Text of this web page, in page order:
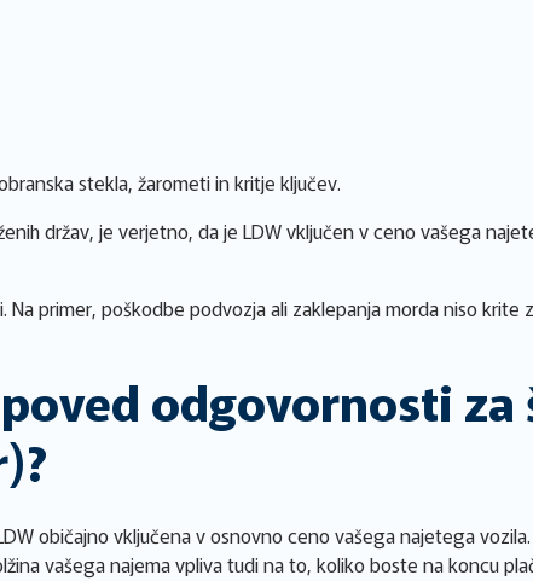
stekla, žarometi in kritje ključev.
držav, je verjetno, da je LDW vključen v ceno vašega
Na primer, poškodbe podvozja ali zaklepanja morda niso
odgovornosti za
običajno vključena v osnovno ceno vašega najetega
vašega najema vpliva tudi na to, koliko boste na koncu